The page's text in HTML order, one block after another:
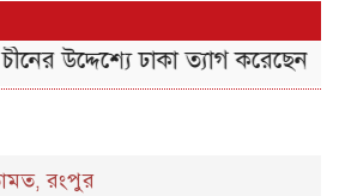
উদ্দেশ্যে ঢাকা ত্যাগ করেছেন
,রংপুর